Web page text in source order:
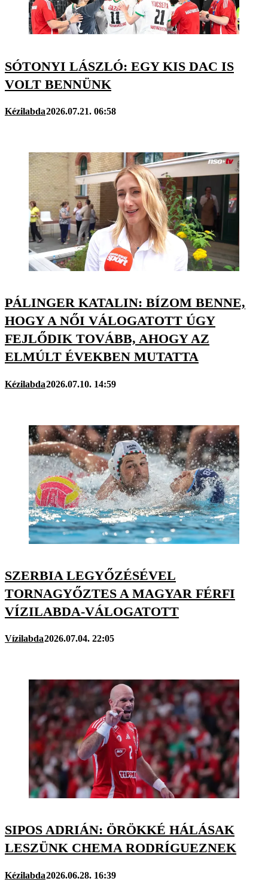
SÓTONYI LÁSZLÓ: EGY KIS DAC IS
VOLT BENNÜNK
Kézilabda2026.07.21. 06:58
PÁLINGER KATALIN: BÍZOM BENNE,
HOGY A NŐI VÁLOGATOTT ÚGY
FEJLŐDIK TOVÁBB, AHOGY AZ
ELMÚLT ÉVEKBEN MUTATTA
Kézilabda2026.07.10. 14:59
SZERBIA LEGYŐZÉSÉVEL
TORNAGYŐZTES A MAGYAR FÉRFI
VÍZILABDA-VÁLOGATOTT
Vízilabda2026.07.04. 22:05
SIPOS ADRIÁN: ÖRÖKKÉ HÁLÁSAK
LESZÜNK CHEMA RODRÍGUEZNEK
Kézilabda2026.06.28. 16:39